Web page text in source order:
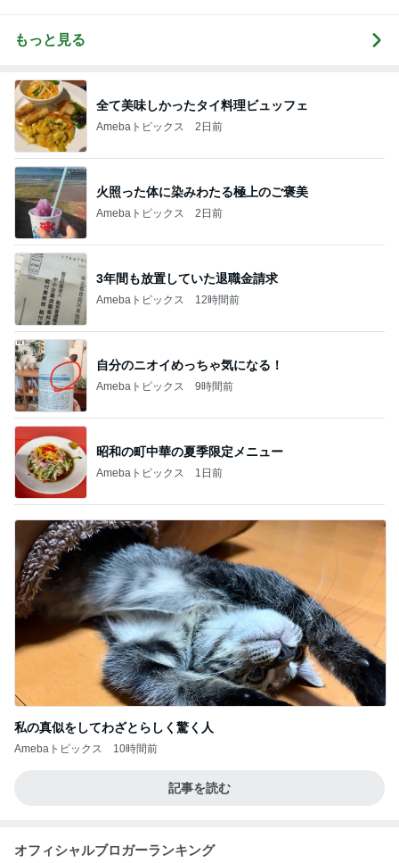
もっと見る
全て美味しかったタイ料理ビュッフェ
Amebaトピックス 2日前
火照った体に染みわたる極上のご褒美
Amebaトピックス 2日前
3年間も放置していた退職金請求
Amebaトピックス 12時間前
自分のニオイめっちゃ気になる！
Amebaトピックス 9時間前
昭和の町中華の夏季限定メニュー
Amebaトピックス 1日前
私の真似をしてわざとらしく驚く人
Amebaトピックス 10時間前
記事を読む
オフィシャルブロガーランキング